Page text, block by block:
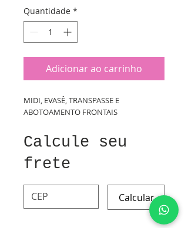
Quantidade *
Adicionar ao carrinho
MIDI, EVASÊ, TRANSPASSE E
ABOTOAMENTO FRONTAIS
Calcule seu
frete
Calcular